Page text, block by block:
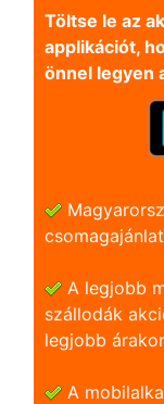
Töltse le az
applikációt,
önnel legyen
A legjobb
szállodák
legjobb
A